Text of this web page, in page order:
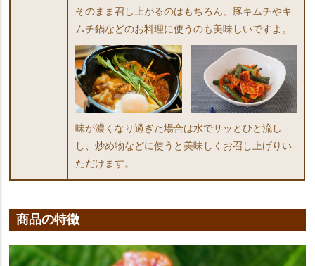
そのまま召し上がるのはもちろん、豚キムチやキ
ムチ鍋などのお料理に使うのも美味しいですよ。
味が濃くなり過ぎた場合は水でサッとひと流し
し、炒め物などに使うと美味しくお召し上げりい
ただけます。
商品の特徴